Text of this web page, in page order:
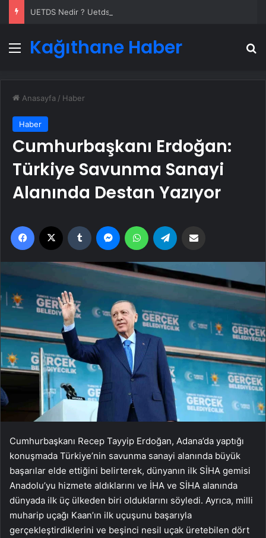
Menü
Kağıthane Haber
Anasayfa / Haber
Haber
Cumhurbaşkanı Erdoğan:
Türkiye Savunma Sanayi
Alanında Destan Yazıyor
Facebook Tumblr MessengerWhatsApp
Cumhurbaşkanı Recep Tayyip Erdoğan, Adana’da yaptığı
konuşmada Türkiye’nin savunma sanayi alanında büyük
başarılar elde ettiğini belirterek, dünyanın ilk SİHA gemisi
Anadolu’yu hizmete aldıklarını ve İHA ve SİHA alanında
dünyada ilk üç ülkeden biri olduklarını söyledi. Ayrıca, milli
muharip uçağı Kaan’ın ilk uçuşunu başarıyla
gerçekleştirdiklerini ve beşinci nesil uçak üretebilen dört